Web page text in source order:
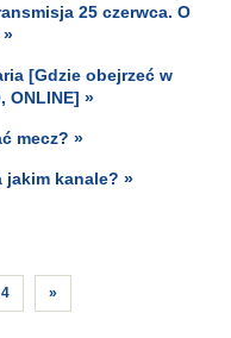
25 czerwca. O
»
[Gdzie obejrzeć w
ONLINE] »
mecz? »
jakim kanale? »
4 »